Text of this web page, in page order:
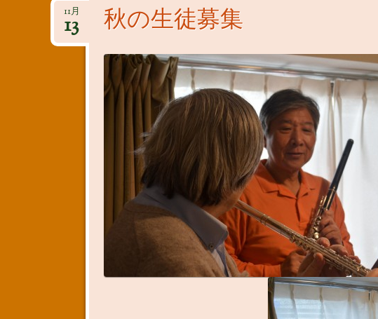
秋の生徒募集
11月
13